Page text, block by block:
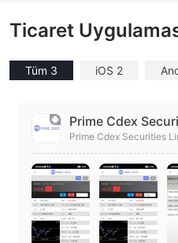
Ticaret
Tüm 3 iOS 2
Prime Cdex
Prime Cdex Securities